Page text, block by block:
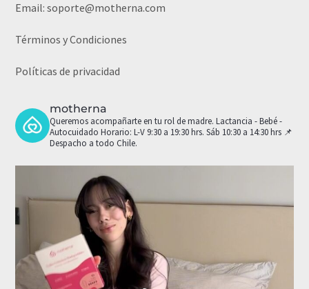
Email:soporte@motherna.com
Términos y Condiciones
Políticas de privacidad
motherna
Queremos acompañarte en tu rol de madre. Lactancia - Bebé -
Autocuidado Horario: L-V 9:30 a 19:30 hrs. Sáb 10:30 a 14:30 hrs 📌
Despacho a todo Chile.